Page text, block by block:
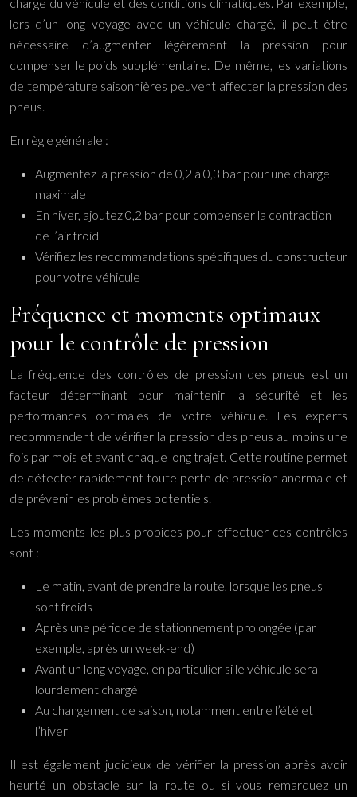
lors d’un long voyage avec un véhicule chargé, il peut être
nécessaire d’augmenter légèrement la pression pour
compenser le poids supplémentaire. De même, les variations
de température saisonnières peuvent affecter la pression des
pneus.
En règle générale :
Augmentez la pression de 0,2 à 0,3 bar pour une charge
maximale
En hiver, ajoutez 0,2 bar pour compenser la contraction
de l’air froid
Vérifiez les recommandations spécifiques du constructeur
pour votre véhicule
Fréquence et moments optimaux
pour le contrôle de pression
La fréquence des contrôles de pression des pneus est un
facteur déterminant pour maintenir la sécurité et les
performances optimales de votre véhicule. Les experts
recommandent de vérifier la pression des pneus au moins une
fois par mois et avant chaque long trajet. Cette routine permet
de détecter rapidement toute perte de pression anormale et
de prévenir les problèmes potentiels.
Les moments les plus propices pour effectuer ces contrôles
sont :
Le matin, avant de prendre la route, lorsque les pneus
sont froids
Après une période de stationnement prolongée (par
exemple, après un week-end)
Avant un long voyage, en particulier si le véhicule sera
lourdement chargé
Au changement de saison, notamment entre l’été et
l’hiver
Il est également judicieux de vérifier la pression après avoir
heurté un obstacle sur la route ou si vous remarquez un